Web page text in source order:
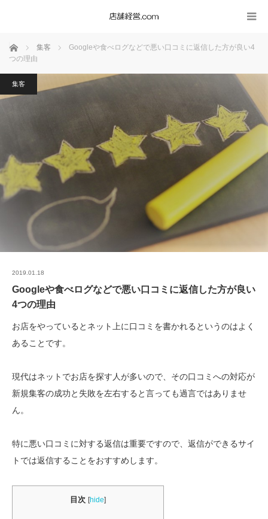
ホーム 集客
Googleや食べログなどで悪い口コミに返信した方が良い4
つの理由
集客
2019.01.18
Googleや食べログなどで悪い口コミに返信した方が良い
4つの理由
お店をやっているとネット上に口コミを書かれるというのはよく
あることです。
現代はネットでお店を探す人が多いので、その口コミへの対応が
新規集客の成功と失敗を左右すると言っても過言ではありませ
ん。
特に悪い口コミに対する返信は重要ですので、返信ができるサイ
トでは返信することをおすすめします。
目次 [hide]